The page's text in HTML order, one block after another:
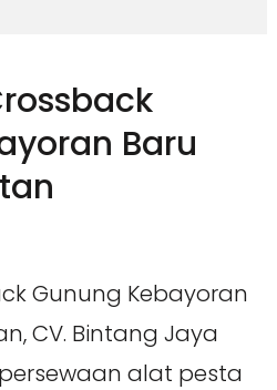
Baru
Gunung Kebayoran
CV. Bintang Jaya
alat pesta